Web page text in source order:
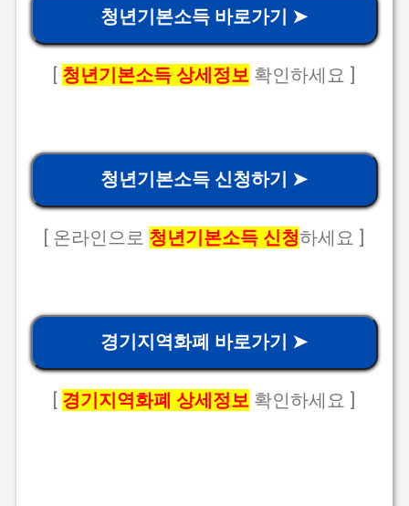
청년기본소득 바로가기 ➤
[ 청년기본소득 상세정보 확인하세요 ]
청년기본소득 신청하기 ➤
[ 온라인으로 청년기본소득 신청하세요 ]
경기지역화폐 바로가기 ➤
[ 경기지역화폐 상세정보 확인하세요 ]